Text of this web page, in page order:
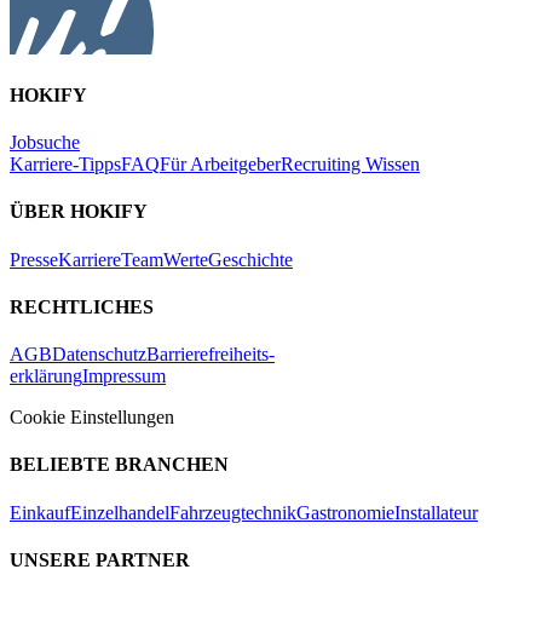
HOKIFY
Jobsuche
Karriere-TippsFAQFür ArbeitgeberRecruiting Wissen
ÜBER HOKIFY
PresseKarriereTeamWerteGeschichte
RECHTLICHES
AGBDatenschutzBarrierefreiheits-
erklärungImpressum
Cookie Einstellungen
BELIEBTE BRANCHEN
EinkaufEinzelhandelFahrzeugtechnikGastronomieInstallateur
UNSERE PARTNER